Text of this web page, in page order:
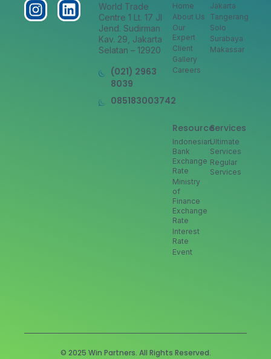
World Trade
Centre 1 Lt. 17 Jl
Jend. Sudirman
Kav. 29, Jakarta
Selatan – 12920
(021) 2963
8039
085183003742
Home
About Us
Our
Expert
Client
Gallery
Careers
Services
Ultimate
Services
Regular
Services
Jakarta
Tangerang
Solo
Surabaya
Makassar
Resource
Indonesian
Bank
Exchange
Rate
Ministry
of
Finance
Exchange
Rate
Interest
Rate
Event
© 2025 Win Partners. All Rights Reserved.